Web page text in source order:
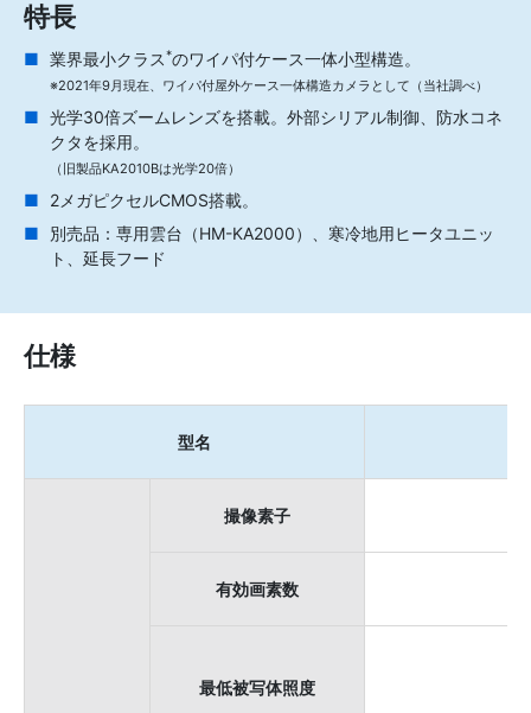
特長
業界最小クラス*のワイパ付ケース一体小型構造。
※2021年9月現在、ワイパ付屋外ケース一体構造カメラとして（当社調べ）
光学30倍ズームレンズを搭載。外部シリアル制御、防水コネ
クタを採用。
（旧製品KA2010Bは光学20倍）
2メガピクセルCMOS搭載。
別売品：専用雲台（HM-KA2000）、寒冷地用ヒータユニッ
ト、延長フード
仕様
型名
撮像素子
有効画素数
最低被写体照度